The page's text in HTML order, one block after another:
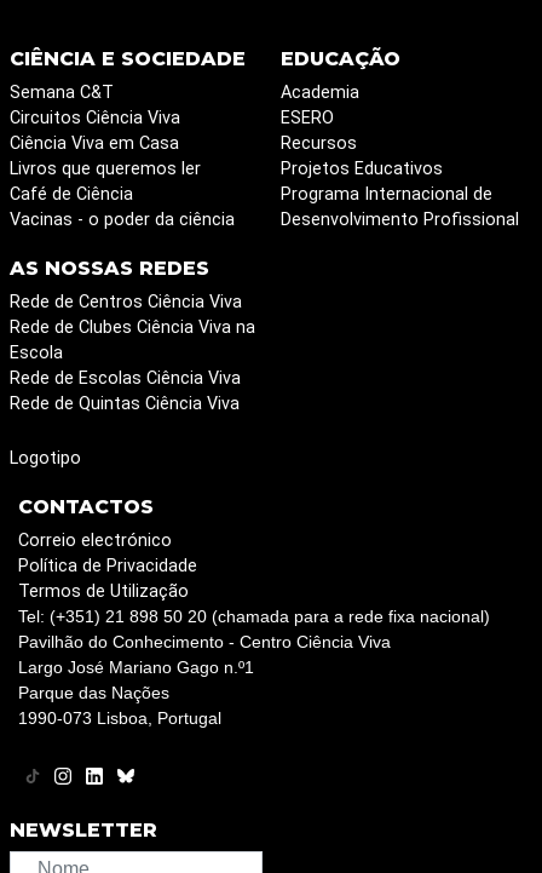
CIÊNCIA E SOCIEDADE
Semana C&T
Circuitos Ciência Viva
Ciência Viva em Casa
Livros que queremos ler
Café de Ciência
Vacinas - o poder da ciência
EDUCAÇÃO
Academia
ESERO
Recursos
Projetos Educativos
Programa Internacional de
Desenvolvimento Profissional
AS NOSSAS REDES
Rede de Centros Ciência Viva
Rede de Clubes Ciência Viva na
Escola
Rede de Escolas Ciência Viva
Rede de Quintas Ciência Viva
Logotipo
CONTACTOS
Correio electrónico
Política de Privacidade
Termos de Utilização
Tel: (+351) 21 898 50 20 (chamada para a rede fixa nacional)
Pavilhão do Conhecimento - Centro Ciência Viva
Largo José Mariano Gago n.º1
Parque das Nações
1990-073 Lisboa, Portugal
NEWSLETTER